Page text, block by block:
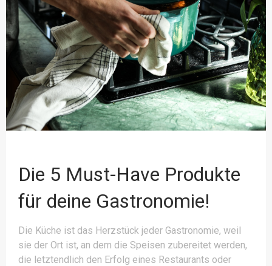
Die 5 Must-Have Produkte
für deine Gastronomie!
Die Küche ist das Herzstück jeder Gastronomie, weil
sie der Ort ist, an dem die Speisen zubereitet werden,
die letztendlich den Erfolg eines Restaurants oder